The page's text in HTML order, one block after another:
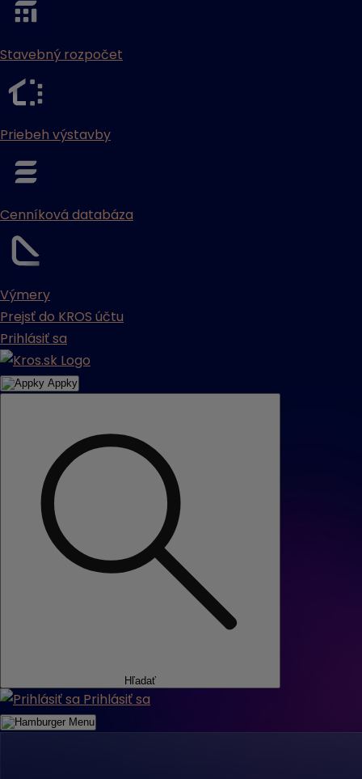
Stavebný rozpočet
Priebeh výstavby
Cenníková databáza
Výmery
Prejsť do KROS účtu
Prihlásiť sa
Appky
Hľadať
Prihlásiť sa
Menu